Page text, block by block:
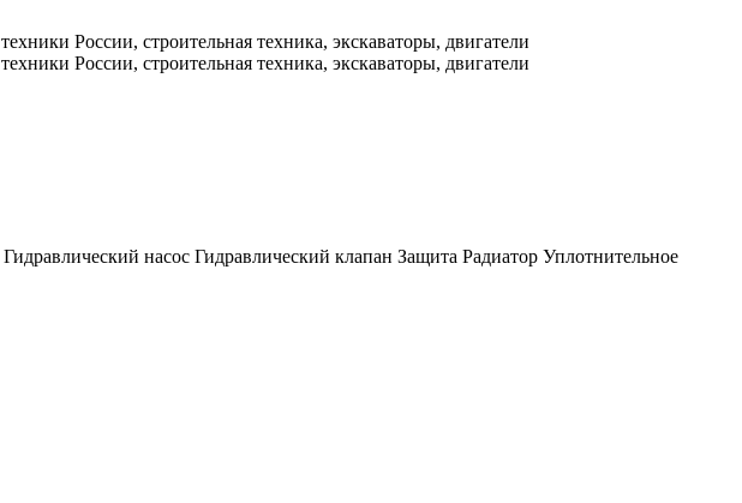
Гидравлический насос Гидравлический клапан Защита Радиатор Уплотнительное